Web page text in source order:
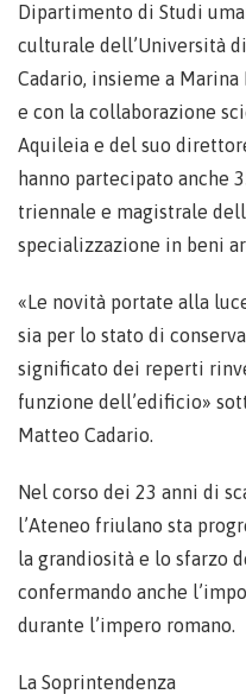
Dipartimento di Studi
culturale dell’Università
Cadario, insieme a
e con la collaborazione
Aquileia e del suo
hanno partecipato anche
triennale e magistrale
specializzazione in beni
«Le novità portate alla
sia per lo stato di
significato dei reperti
funzione dell’edificio»
Matteo Cadario.
Nel corso dei 23 anni di
l’Ateneo friulano sta
la grandiosità e lo sfarzo
confermando anche
durante l’impero romano.
La Soprintendenza